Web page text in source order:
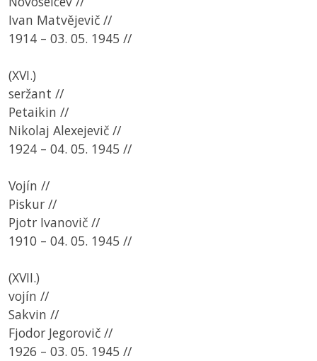
Ivan Matvějevič //
1914 – 03. 05. 1945 //
(XVI.)
seržant //
Petaikin //
Nikolaj Alexejevič //
1924 – 04. 05. 1945 //
Vojín //
Piskur //
Pjotr Ivanovič //
1910 – 04. 05. 1945 //
(XVII.)
vojín //
Sakvin //
Fjodor Jegorovič //
1926 – 03. 05. 1945 //